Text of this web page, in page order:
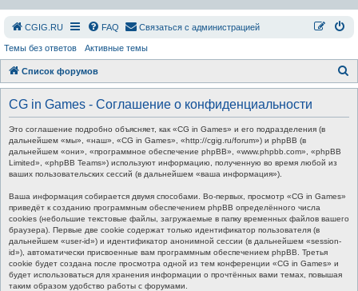
СGIG.RU FAQ Связаться с администрацией
Темы без ответов Активные темы
Список форумов
о
CG in Games - Соглашение о конфиденциальности
Это соглашение подробно объясняет, как «CG in Games» и его подразделения (в
дальнейшем «мы», «наш», «CG in Games», «http://cgig.ru/forum») и phpBB (в
дальнейшем «они», «программное обеспечение phpBB», «www.phpbb.com», «phpBB
Limited», «phpBB Teams») используют информацию, полученную во время любой из
ваших пользовательских сессий (в дальнейшем «ваша информация»).
Ваша информация собирается двумя способами. Во-первых, просмотр «CG in Games»
приведёт к созданию программным обеспечением phpBB определённого числа
cookies (небольшие текстовые файлы, загружаемые в папку временных файлов вашего
браузера). Первые две cookie содержат только идентификатор пользователя (в
дальнейшем «user-id») и идентификатор анонимной сессии (в дальнейшем «session-
id»), автоматически присвоенные вам программным обеспечением phpBB. Третья
cookie будет создана после просмотра одной из тем конференции «CG in Games» и
будет использоваться для хранения информации о прочтённых вами темах, повышая
таким образом удобство работы с форумами.